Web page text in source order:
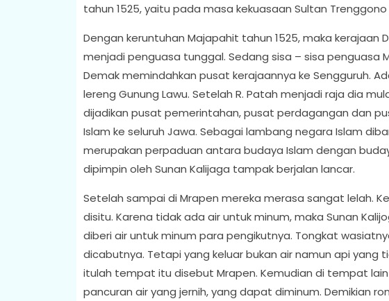
tahun 1525, yaitu pada masa kekuasaan Sultan Trenggono
Dengan keruntuhan Majapahit tahun 1525, maka kerajaan
menjadi penguasa tunggal. Sedang sisa – sisa penguasa
Demak memindahkan pusat kerajaannya ke Sengguruh.
lereng Gunung Lawu. Setelah R. Patah menjadi raja dia
dijadikan pusat pemerintahan, pusat perdagangan dan
Islam ke seluruh Jawa. Sebagai lambang negara Islam
merupakan perpaduan antara budaya Islam dengan
dipimpin oleh Sunan Kalijaga tampak berjalan lancar.
Setelah sampai di Mrapen mereka merasa sangat lelah.
disitu. Karena tidak ada air untuk minum, maka Sunan
diberi air untuk minum para pengikutnya. Tongkat
dicabutnya. Tetapi yang keluar bukan air namun api yang
itulah tempat itu disebut Mrapen. Kemudian di tempat
pancuran air yang jernih, yang dapat diminum. Demikian